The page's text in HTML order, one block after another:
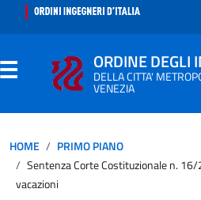
ORDINE DEGLI
DELLA CITTA'
VENEZIA
SEGRETERIA
HOME
PRIMO PIANO
Sentenza Corte Costituzionale n.
vacazioni